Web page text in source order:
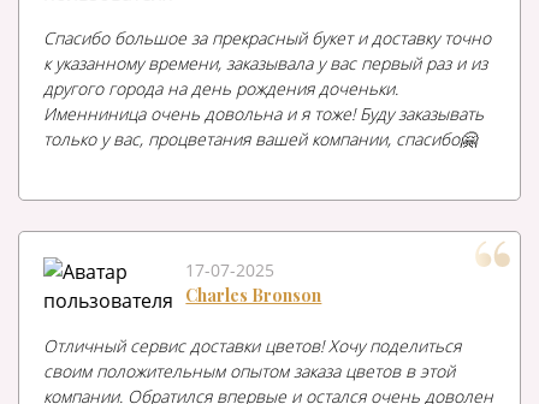
Спасибо большое за прекрасный букет и доставку точно
к указанному времени, заказывала у вас первый раз и из
другого города на день рождения доченьки.
Именниница очень довольна и я тоже! Буду заказывать
только у вас, процветания вашей компании, спасибо🤗
17-07-2025
Charles Bronson
Отличный сервис доставки цветов! Хочу поделиться
своим положительным опытом заказа цветов в этой
компании. Обратился впервые и остался очень доволен